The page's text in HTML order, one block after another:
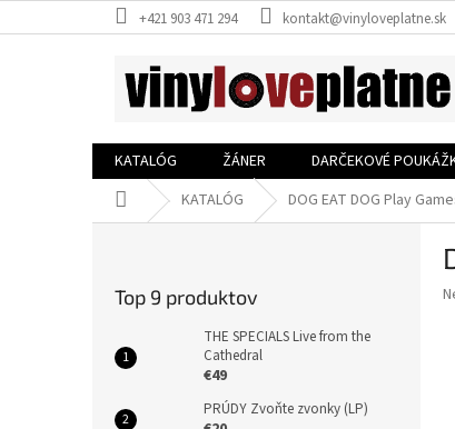
na
+421 903 471 294 kontakt@vinyloveplatne.sk
KATALÓG ŽÁNER DARČEKOVÉ
DomovKATALÓG DOG EAT DOG Play
Top 9 produktov
THE SPECIALS Live from the
Cathedral
€49
PRÚDY Zvoňte zvonky (LP)